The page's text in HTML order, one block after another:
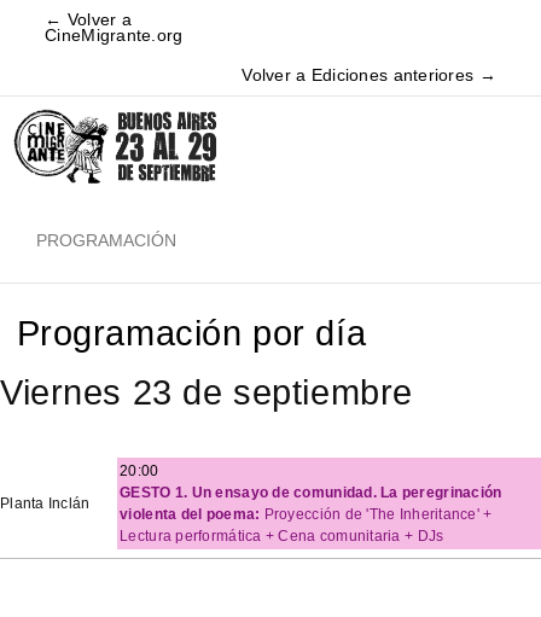
← Volver a
CineMigrante.org
Volver a Ediciones anteriores →
PROGRAMACIÓN
Programación por día
Viernes 23 de septiembre
Planta Inclán
20:00
GESTO 1. Un ensayo de comunidad. La peregrinación
violenta del poema: Proyección de 'The Inheritance' +
Lectura performática + Cena comunitaria + DJs